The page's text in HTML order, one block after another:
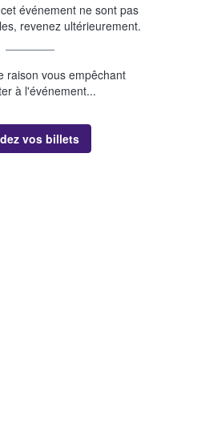
événement ne sont pas
revenez ultérieurement.
raison vous empêchant
à l'événement...
vos billets